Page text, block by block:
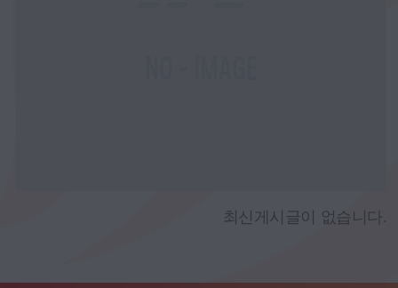
최신게시글이 없습니다.